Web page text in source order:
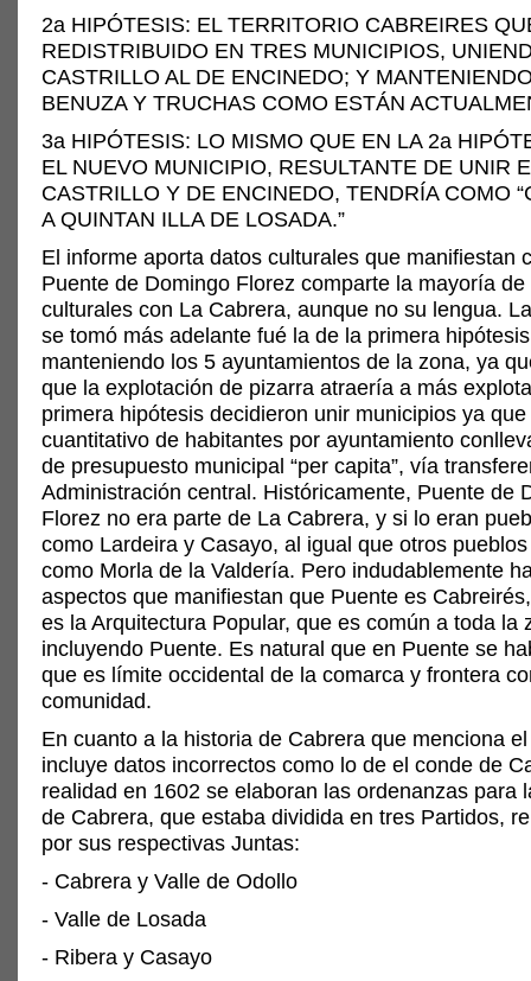
2a HIPÓTESIS: EL TERRITORIO CABREIRES
REDISTRIBUIDO EN TRES MUNICIPIOS,
CASTRILLO AL DE ENCINEDO; Y
BENUZA Y TRUCHAS COMO ESTÁN
3a HIPÓTESIS: LO MISMO QUE EN LA 2a
EL NUEVO MUNICIPIO, RESULTANTE DE UNIR
CASTRILLO Y DE ENCINEDO, TENDRÍA COMO
A QUINTAN ILLA DE LOSADA.”
El informe aporta datos culturales que manifiestan
Puente de Domingo Florez comparte la mayoría
culturales con La Cabrera, aunque no su lengua.
se tomó más adelante fué la de la primera
manteniendo los 5 ayuntamientos de la zona, ya
que la explotación de pizarra atraería a más
primera hipótesis decidieron unir municipios ya
cuantitativo de habitantes por ayuntamiento
de presupuesto municipal “per capita”, vía
Administración central. Históricamente, Puente de
Florez no era parte de La Cabrera, y si lo eran
como Lardeira y Casayo, al igual que otros
como Morla de la Valdería. Pero indudablemente
aspectos que manifiestan que Puente es
es la Arquitectura Popular, que es común a toda la
incluyendo Puente. Es natural que en Puente se
que es límite occidental de la comarca y frontera
comunidad.
En cuanto a la historia de Cabrera que menciona
incluye datos incorrectos como lo de el conde de
realidad en 1602 se elaboran las ordenanzas para
de Cabrera, que estaba dividida en tres Partidos,
por sus respectivas Juntas:
- Cabrera y Valle de Odollo
- Valle de Losada
- Ribera y Casayo